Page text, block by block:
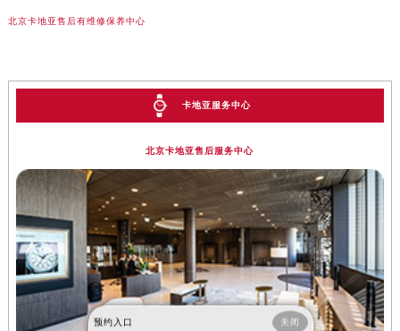
北京卡地亚售后有维修保养中心
卡地亚服务中心
北京卡地亚售后服务中心
预约入口 关闭